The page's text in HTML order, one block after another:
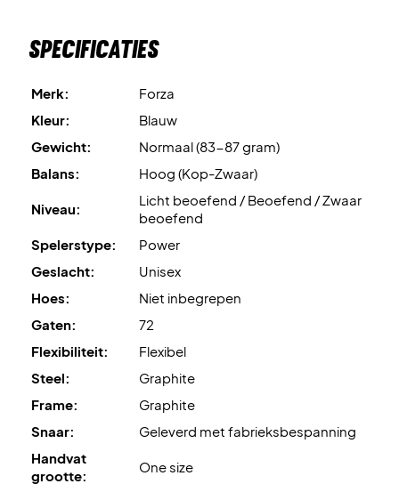
Wordt geleverd met fabriekssnaar.
Expertadvies
: Voor dit racket adviseren wij een
Hoes:Niet inbegrepen.
Specificaties
Merk:
Forza
Kleur:
Blauw
Gewicht:
Normaal (83-87 gram)
Balans:
Hoog (Kop-Zwaar)
Niveau:
Licht beoefend / Beoefend / Zwaar
beoefend
Spelerstype:
Power
Geslacht:
Unisex
Hoes:
Niet inbegrepen
Gaten:
72
Flexibiliteit:
Flexibel
Steel:
Graphite
Frame:
Graphite
Snaar:
Geleverd met fabrieksbespanning
Handvat
grootte:
One size